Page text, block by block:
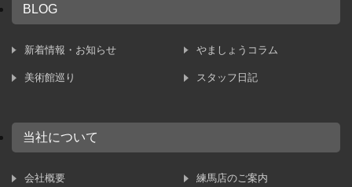
BLOG
新着情報・お知らせ やましょうコラム
美術館巡り スタッフ日記
当社について
会社概要 練馬店のご案内